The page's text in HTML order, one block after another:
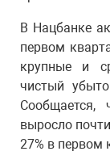
В Нацбанке
первом
крупные и
чистый
Сообщается,
выросло
27% в первом